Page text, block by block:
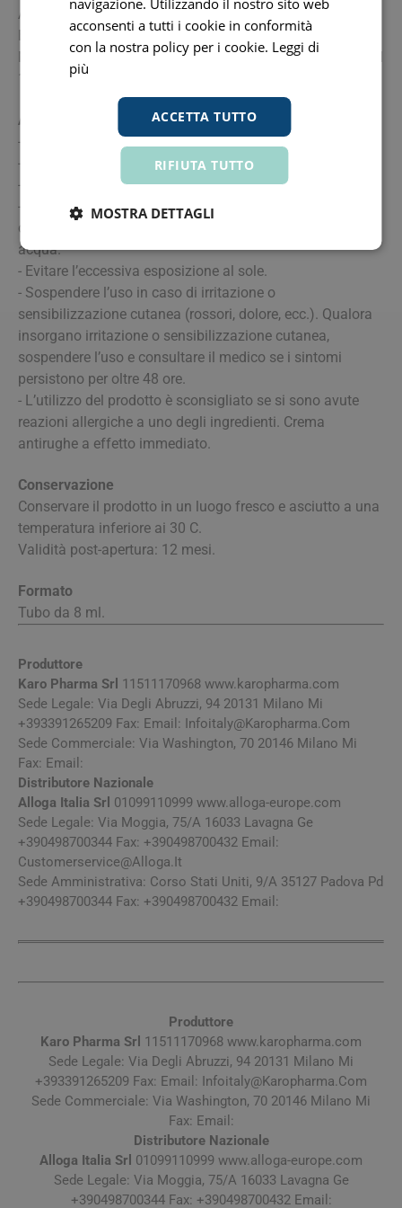
Alcohol, Alteromonas Ferment Extract, Chondrus Crispus
Extract, Lithothamnion Calcareum Extract,
Methylparaben, Ethylparaben, Propylparaben, CI 16035, CI
19140.
Avvertenze
- Tenere il prodotto fuori dalla portata dei bambini.
- Utilizzare solo come specificamente indicato.
- Solo per uso esterno.
- Evitare il contatto con occhi e mucose. In caso di
contatto con gli occhi lavare abbondantemente con
acqua.
- Evitare l’eccessiva esposizione al sole.
- Sospendere l’uso in caso di irritazione o
sensibilizzazione cutanea (rossori, dolore, ecc.). Qualora
insorgano irritazione o sensibilizzazione cutanea,
sospendere l’uso e consultare il medico se i sintomi
persistono per oltre 48 ore.
- L’utilizzo del prodotto è sconsigliato se si sono avute
reazioni allergiche a uno degli ingredienti. Crema
antirughe a effetto immediato.
Conservazione
Conservare il prodotto in un luogo fresco e asciutto a una
temperatura inferiore ai 30 C.
Validità post-apertura: 12 mesi.
Formato
Tubo da 8 ml.
Produttore
Karo Pharma Srl 11511170968 www.karopharma.com
Sede Legale: Via Degli Abruzzi, 94 20131 Milano Mi
+393391265209 Fax: Email: Infoitaly@Karopharma.Com
Sede Commerciale: Via Washington, 70 20146 Milano Mi
Fax: Email:
Distributore Nazionale
Alloga Italia Srl 01099110999 www.alloga-europe.com
Sede Legale: Via Moggia, 75/A 16033 Lavagna Ge
+390498700344 Fax: +390498700432 Email:
Customerservice@Alloga.It
Sede Amministrativa: Corso Stati Uniti, 9/A 35127 Padova Pd
+390498700344 Fax: +390498700432 Email:
Produttore
Karo Pharma Srl 11511170968 www.karopharma.com
Sede Legale: Via Degli Abruzzi, 94 20131 Milano Mi
+393391265209 Fax: Email: Infoitaly@Karopharma.Com
Sede Commerciale: Via Washington, 70 20146 Milano Mi
Fax: Email:
Distributore Nazionale
Alloga Italia Srl 01099110999 www.alloga-europe.com
Sede Legale: Via Moggia, 75/A 16033 Lavagna Ge
+390498700344 Fax: +390498700432 Email:
navigazione. Utilizzando il nostro sito web
acconsenti a tutti i cookie in conformità
con la nostra policy per i cookie. Leggi di
più
ACCETTA TUTTO
RIFIUTA TUTTO
MOSTRA DETTAGLI